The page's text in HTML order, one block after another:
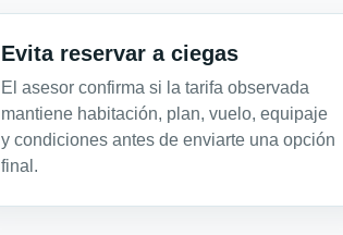
Evita reservar a ciegas
El asesor confirma si la tarifa observada
mantiene habitación, plan, vuelo, equipaje
y condiciones antes de enviarte una opción
final.